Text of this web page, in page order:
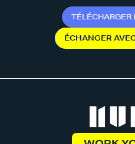
TÉLÉCHARGER
ÉCHANGERAVE